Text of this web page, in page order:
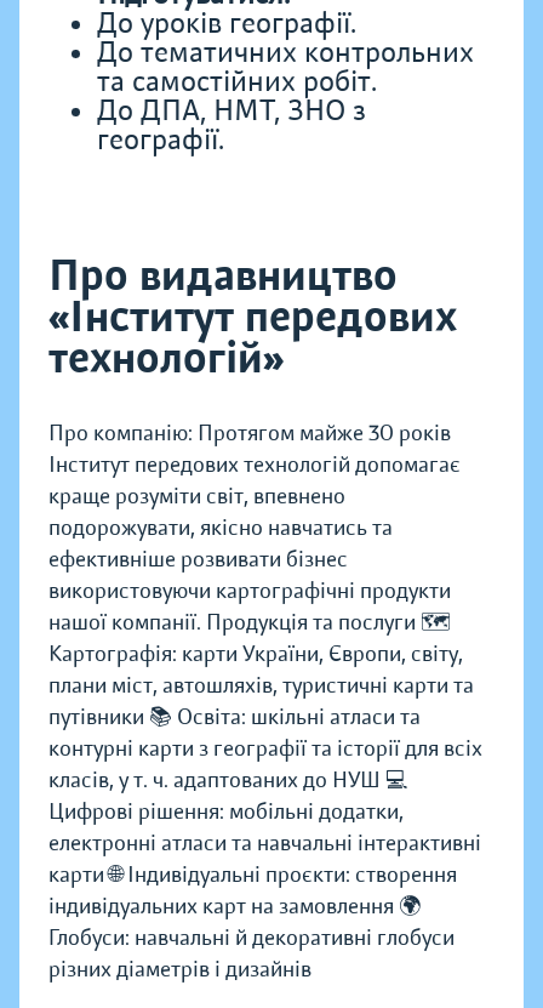
До уроків географії.
До тематичних контрольних
та самостійних робіт.
До ДПА, НМТ, ЗНО з
географії.
Про видавництво
«Інститут передових
технологій»
Про компанію: Протягом майже 30 років
Інститут передових технологій допомагає
краще розуміти світ, впевнено
подорожувати, якісно навчатись та
ефективніше розвивати бізнес
використовуючи картографічні продукти
нашої компанії. Продукція та послуги 🗺️
Картографія: карти України, Європи, світу,
плани міст, автошляхів, туристичні карти та
путівники 📚 Освіта: шкільні атласи та
контурні карти з географії та історії для всіх
класів, у т. ч. адаптованих до НУШ 💻
Цифрові рішення: мобільні додатки,
електронні атласи та навчальні інтерактивні
карти 🌐 Індивідуальні проєкти: створення
індивідуальних карт на замовлення 🌍
Глобуси: навчальні й декоративні глобуси
різних діаметрів і дизайнів